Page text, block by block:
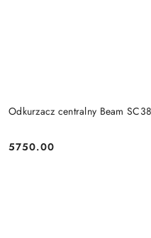
Odkurzacz centralny Beam
Cena:
5750.00